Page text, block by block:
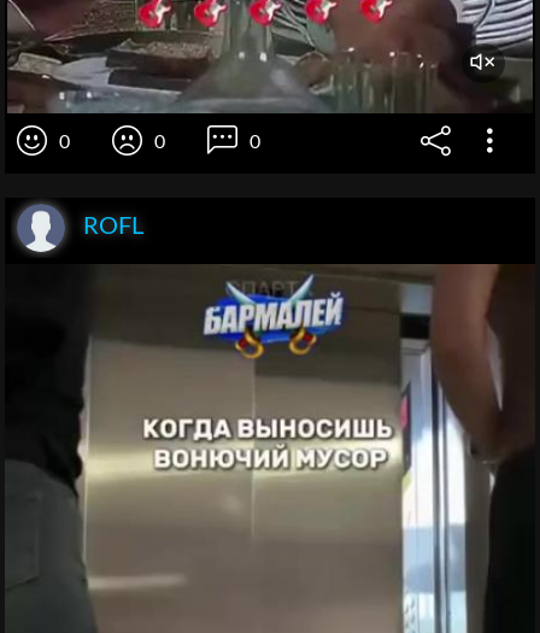
0 0 0
ROFL